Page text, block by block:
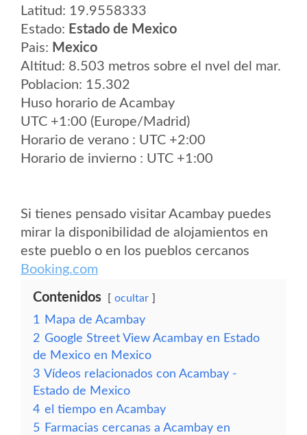
Latitud: 19.9558333
Estado: Estado de Mexico
Pais: Mexico
Altitud: 8.503 metros sobre el nvel del mar.
Poblacion: 15.302
Huso horario de Acambay
UTC +1:00 (Europe/Madrid)
Horario de verano : UTC +2:00
Horario de invierno : UTC +1:00
Si tienes pensado visitar Acambay puedes
mirar la disponibilidad de alojamientos en
este pueblo o en los pueblos cercanos
Booking.com
Contenidos ocultar
1
Mapa de Acambay
2 Google Street View Acambay en Estado
de Mexico en Mexico
3 Vídeos relacionados con Acambay -
Estado de Mexico
4 el tiempo en Acambay
5 Farmacias cercanas a Acambay en